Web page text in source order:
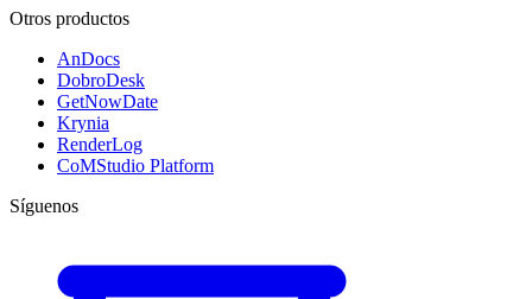
Otros productos
AnDocs
DobroDesk
GetNowDate
Krynia
RenderLog
CoMStudio Platform
Síguenos